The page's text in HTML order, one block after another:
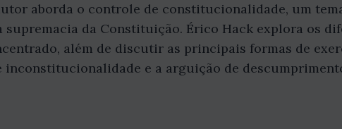
aborda o controle de constitucionalidade, um
supremacia da Constituição. Érico Hack explora os
além de discutir as principais formas de
inconstitucionalidade e a arguição de